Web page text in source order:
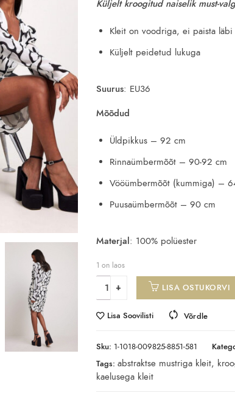
Küljelt kroogitud naiselik must-
Kleit on voodriga, ei paista läbi
Küljelt peidetud lukuga
Suurus: EU36
Mõõdud
Üldpikkus – 92 cm
Rinnaümbermõõt – 90-92 cm
Vööümbermõõt (kummiga) –
Puusaümbermõõt – 90 cm
Materjal: 100% polüester
1 on laos
LISA OSTUKORVI
Lisa Soovilisti Võrdle
Sku: 1-1018-009825-8851-581
Tags: abstraktse mustriga kleit,
kaelusega kleit